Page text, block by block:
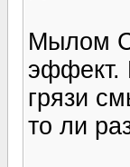
Мылом
эффект.
грязи
то ли